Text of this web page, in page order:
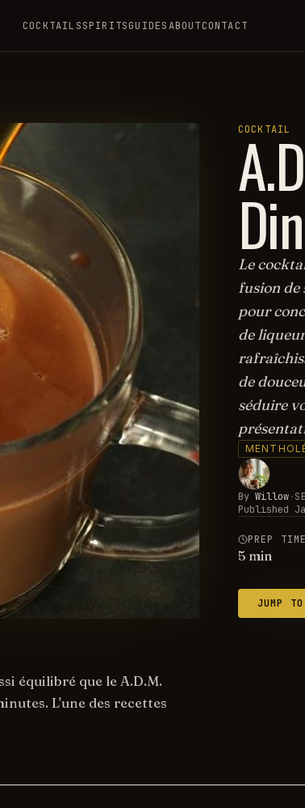
COCKTAILSSPIRITSGUIDESABOUTCONTACT
COCKTAIL
Le
fusion de
pour
de
de
séduire
By Willow·
Published
PREP TIME
5min
JUMP
équilibré que le A.D.M.
L'une des recettes